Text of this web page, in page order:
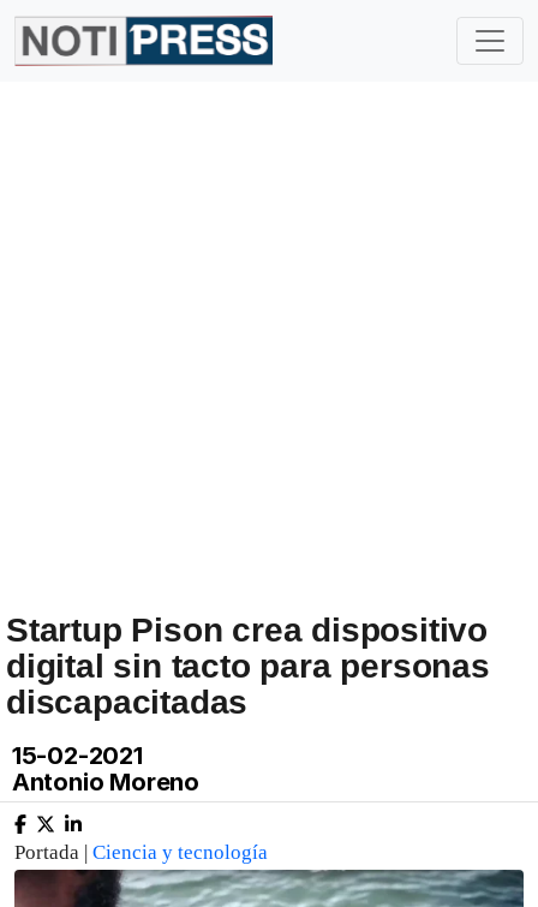
Startup Pison crea dispositivo
digital sin tacto para personas
discapacitadas
15-02-2021
Antonio Moreno
Portada | Ciencia y tecnología